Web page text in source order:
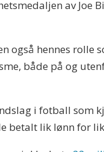
av Joe
også hennes rolle
både på og
i fotball som
betalt lik lønn for